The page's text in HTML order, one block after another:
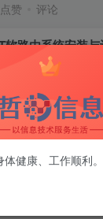
点赞 评论
软路由-LEDE
3年前
健康、工作顺利。